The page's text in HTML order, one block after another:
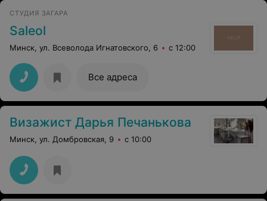
СТУДИЯ ЗАГАРА
Saleol
Минск, ул. Всеволода Игнатовского, 6 с 12:00
Все адреса
Визажист Дарья Печанькова
Минск, ул. Домбровская, 9 с 10:00